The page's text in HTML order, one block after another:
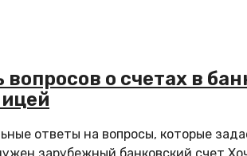
вопросов о счетах в
ответы на вопросы, которые